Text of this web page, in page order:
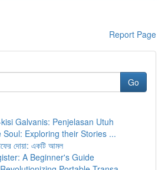
Report Page
Go
Galvanis: Penjelasan Utuh
Exploring their Stories ...
দোয়া: একটি আমল
A Beginner's Guide